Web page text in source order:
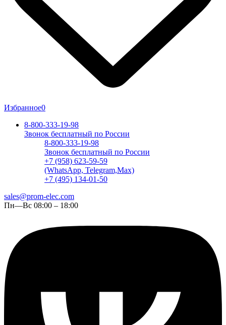
Избранное0
8-800-333-19-98
Звонок бесплатный по России
8-800-333-19-98
Звонок бесплатный по России
+7 (958) 623-59-59
(WhatsApp, Telegram,Max)
+7 (495) 134-01-50
sales@prom-elec.com
Пн—Вс 08:00 – 18:00